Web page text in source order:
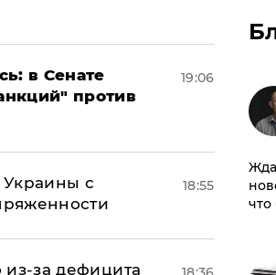
в Сенате
против
19:06
Украины с
18:55
из-за дефицита
что